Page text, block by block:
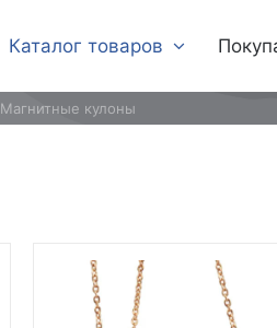
Каталог товаров
Магнитные кулоны